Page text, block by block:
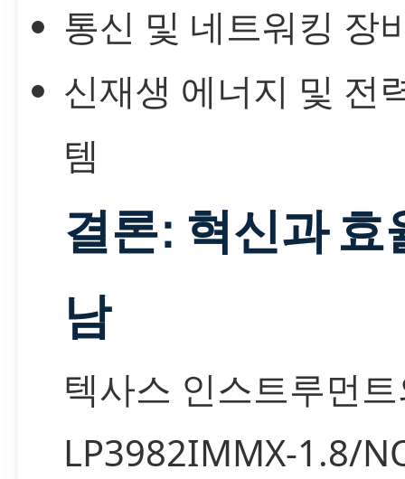
통신 및 네트워킹 장
신재생 에너지 및 전
템
결론: 혁신과 효
남
텍사스 인스트루먼
LP3982IMMX-1.8/